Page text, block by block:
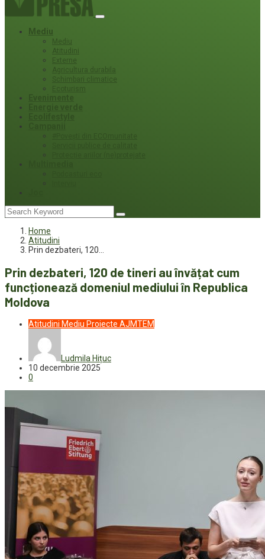
Mediu
Mediu
Atitudini
Externe
Agricultura durabila
Schimbari climatice
Ecoturism
Home
Atitudini
Prin dezbateri, 120…
Prin dezbateri, 120 de tineri au învățat cum
funcționează domeniul mediului în Republica
Moldova
Atitudini Mediu Proiecte AJMTEM
Ludmila Hițuc
10 decembrie 2025
0